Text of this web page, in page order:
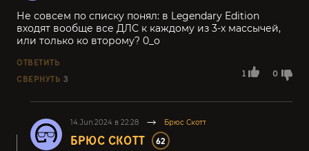
1 0
Не совсем по списку понял: в Legendary Edition
входят вообще все ДЛС к каждому из 3-х массычей,
или только ко второму? 0_о
ОТВЕТИТЬ
СВЕРНУТЬ 3
14.Jun.2024 в 22:28 Брюс Скотт
БРЮС СКОТТ 62